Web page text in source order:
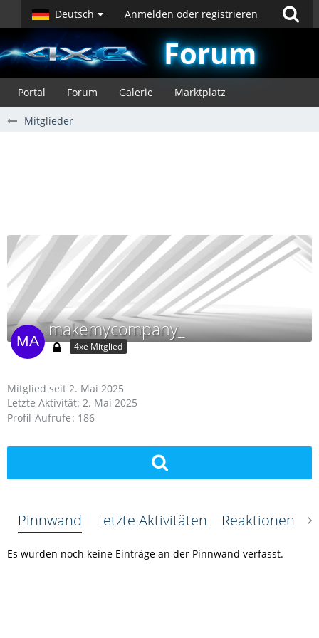
Deutsch Anmelden oder registrieren
Forum
Portal Forum Galerie Marktplatz
Mitglieder
makemycompany_
4xe Mitglied
Mitglied seit 2. Mai 2025
Letzte Aktivität: 2. Mai 2025
Profil-Aufrufe 186
Pinnwand Letzte Aktivitäten Reaktionen
Es wurden noch keine Einträge an der Pinnwand verfasst.